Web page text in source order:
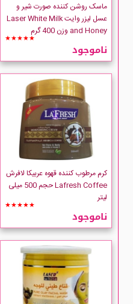
ماسک روشن کننده صورت شیر و
عسل لیزر وایت Laser White Milk
and Honey وزن 400 گرم
★★★★★
ناموجود
کرم مرطوب کننده قهوه عربیکا لافرش
Lafresh Coffee حجم 500 میلی
لیتر
★★★★★
ناموجود